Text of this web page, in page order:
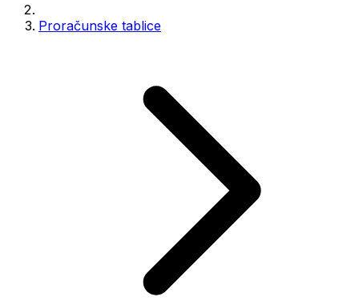
Proračunske tablice